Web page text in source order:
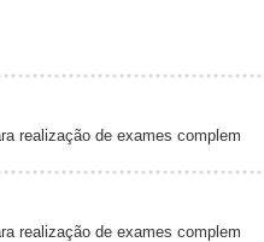
realização de exames complem
realização de exames complem